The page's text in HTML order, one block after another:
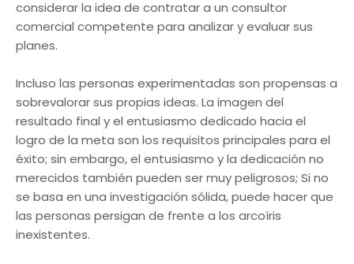
considerar la idea de contratar a un consultor
comercial competente para analizar y evaluar sus
planes.
Incluso las personas experimentadas son propensas a
sobrevalorar sus propias ideas. La imagen del
resultado final y el entusiasmo dedicado hacia el
logro de la meta son los requisitos principales para el
éxito; sin embargo, el entusiasmo y la dedicación no
merecidos también pueden ser muy peligrosos; Si no
se basa en una investigación sólida, puede hacer que
las personas persigan de frente a los arcoíris
inexistentes.